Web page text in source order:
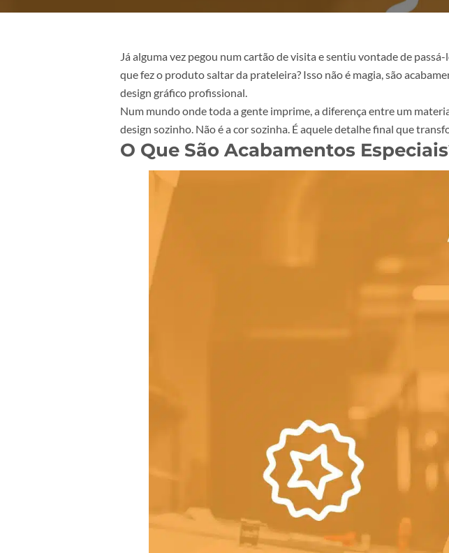
Já alguma vez pegou num cartão de visita e sentiu
que fez o produto saltar da prateleira? Isso não é magia, são
design gráfico profissional.
Num mundo onde toda a gente imprime, a diferença entre
design sozinho. Não é a cor sozinha. É aquele detalhe final
Que São Acabamentos